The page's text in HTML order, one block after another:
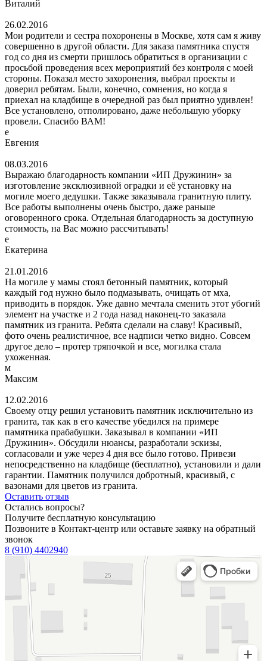
Виталий
26.02.2016
Мои родители и сестра похоронены в Москве, хотя сам я живу
совершенно в другой области. Для заказа памятника спустя
год со дня из смерти пришлось обратиться в организации с
просьбой проведения всех мероприятий без контроля с моей
стороны. Показал место захоронения, выбрал проекты и
доверил ребятам. Были, конечно, сомнения, но когда я
приехал на кладбище в очередной раз был приятно удивлен!
Все установлено, отполировано, даже небольшую уборку
провели. Спасибо ВАМ!
е
Евгения
08.03.2016
Выражаю благодарность компании «ИП Дружинин» за
изготовление эксклюзивной оградки и её установку на
могиле моего дедушки. Также заказывала гранитную плиту.
Все работы выполнены очень быстро, даже раньше
оговоренного срока. Отдельная благодарность за доступную
стоимость, на Вас можно рассчитывать!
е
Екатерина
21.01.2016
На могиле у мамы стоял бетонный памятник, который
каждый год нужно было подмазывать, очищать от мха,
приводить в порядок. Уже давно мечтала сменить этот убогий
элемент на участке и 2 года назад наконец-то заказала
памятник из гранита. Ребята сделали на славу! Красивый,
фото очень реалистичное, все надписи четко видно. Совсем
другое дело – протер тряпочкой и все, могилка стала
ухоженная.
м
Максим
12.02.2016
Своему отцу решил установить памятник исключительно из
гранита, так как в его качестве убедился на примере
памятника прабабушки. Заказывал в компании «ИП
Дружинин». Обсудили нюансы, разработали эскизы,
согласовали и уже через 4 дня все было готово. Привези
непосредственно на кладбище (бесплатно), установили и дали
гарантии. Памятник получился добротный, красивый, с
вазонами для цветов из гранита.
Оставить отзыв
Остались вопросы?
Получите бесплатную консультацию
Позвоните в Контакт-центр или оставьте заявку на обратный
звонок
8 (910) 4402940